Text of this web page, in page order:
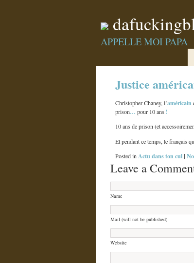
APPELLE MOI PAPA
Justice
Christopher Chaney, l’américain
prison… pour 10 ans !
10 ans de prison (et
Et pendant ce temps, le français
Posted inActu dans ton cul|
Leave a
Name
Mail (will not be published)
Website